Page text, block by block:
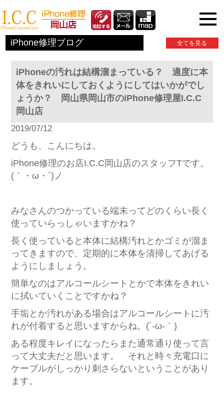
iPhone修理ブログ 全てを見る
iPhoneの汚れは結構溜まっている？ 適度に本
体をきれいにしておくようにしてはいかがでし
ょうか？ 岡山県岡山市のiPhone修理屋I.C.C
岡山店
2019/07/12
どうも、こんにちは。
iPhone修理のお店I.C.C岡山店のスタッフTです。
(｀・ω・´)ノ
みなさんのつかっている端末ってどのくらい長く
使っていらっしゃいますかね？
長く使っていると本体に結構汚れとかゴミが溜ま
ってきますので、定期的に本体を清掃してあげる
ようにしましょう。
簡単なのはアルコールシートとかで本体をきれい
に拭いていくことですかね？
手垢とか汚れがある場合はアルコールシートに汚
れが付着すると思いますからね。(´-ω-｀)
ある程度キレイになったらまた通常通り使って言
って大丈夫だと思います。 それと時々充電口に
ケーブルがしっかり刺さらないということがあり
ます。